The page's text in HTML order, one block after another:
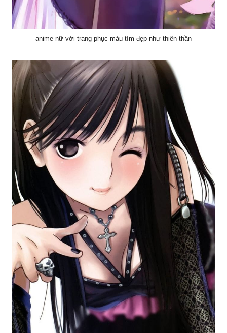
anime nữ với trang phục màu tím đẹp như thiên thần